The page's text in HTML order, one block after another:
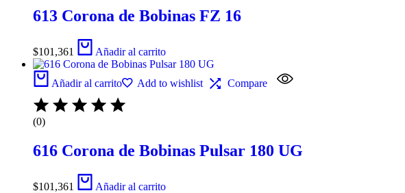
613 Corona de Bobinas FZ 16
$101,361 Añadir al carrito
Añadir al carrito Add to wishlist Compare
(0)
616 Corona de Bobinas Pulsar 180 UG
$101,361 Añadir al carrito